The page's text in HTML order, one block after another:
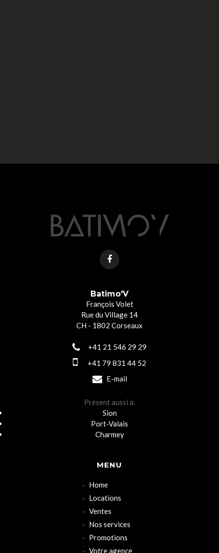
MENU
Home
Locations
Ventes
Nos services
Promotions
Votre agence
Batimo'V
François Volet
Rue du Village 14
CH - 1802 Corseaux
+41 21 546 29 29
+41 79 831 44 52
E-mail
Présent aussi à:
Sion
Port-Valais
Charmey